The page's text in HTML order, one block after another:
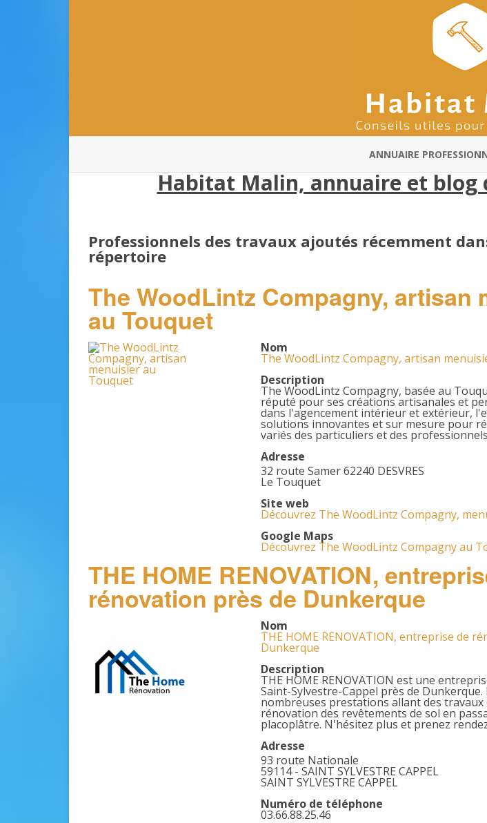
to
ANNUAIRE
Habitat Malin, annuaire et
Professionnels des travaux ajoutés récemment
répertoire
The WoodLintz Compagny, artisan
au Touquet
Nom
The WoodLintz Compagny, artisan
Description
The WoodLintz Compagny, basée au
réputé pour ses créations artisanales et
dans l'agencement intérieur et extérieur,
solutions innovantes et sur mesure pour
variés des particuliers et des
Adresse
32 route Samer 62240 DESVRES
Le Touquet
Site web
Découvrez The WoodLintz Compagny,
Google Maps
Découvrez The WoodLintz Compagny au
THE HOME RENOVATION,
rénovation près de Dunkerque
Nom
THE HOME RENOVATION, entreprise de
Dunkerque
Description
THE HOME RENOVATION est une
Saint-Sylvestre-Cappel près de Dunkerque.
nombreuses prestations allant des travaux
rénovation des revêtements de sol en
placoplâtre. N'hésitez plus et prenez
Adresse
93 route Nationale
59114 - SAINT SYLVESTRE CAPPEL
SAINT SYLVESTRE CAPPEL
Numéro de téléphone
03.66.88.25.46